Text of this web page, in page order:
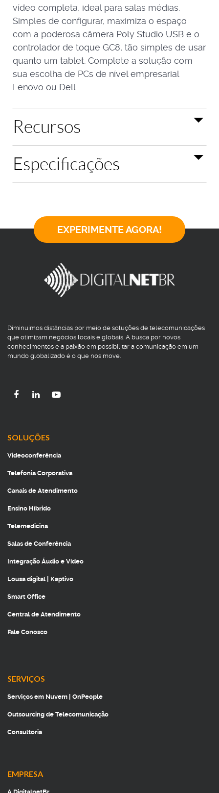
vídeo completa, ideal para salas médias.
Simples de configurar, maximiza o espaço
com a poderosa câmera Poly Studio USB e o
controlador de toque GC8, tão simples de usar
quanto um tablet. Complete a solução com
sua escolha de PCs de nível empresarial
Lenovo ou Dell.
Recursos
Especificações
EXPERIMENTE AGORA!
Diminuímos distâncias por meio de soluções de telecomunicações
que otimizam negócios locais e globais. A busca por novos
conhecimentos e a paixão em possibilitar a comunicação em um
mundo globalizado é o que nos move.
SOLUÇÕES
Videoconferência
Telefonia Corporativa
Canais de Atendimento
Ensino Híbrido
Telemedicina
Salas de Conferência
Integração Áudio e Vídeo
Lousa digital | Kaptivo
Smart Office
Central de Atendimento
Fale Conosco
SERVIÇOS
Serviços em Nuvem | OnPeople
Outsourcing de Telecomunicação
Consultoria
EMPRESA
A DigitalnetBr